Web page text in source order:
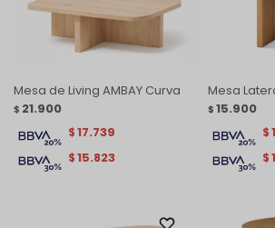
Mesa de Living AMBAY Curva
$ 21.900
$15.823
$17.739
Mesa
$ 15.900
$
$